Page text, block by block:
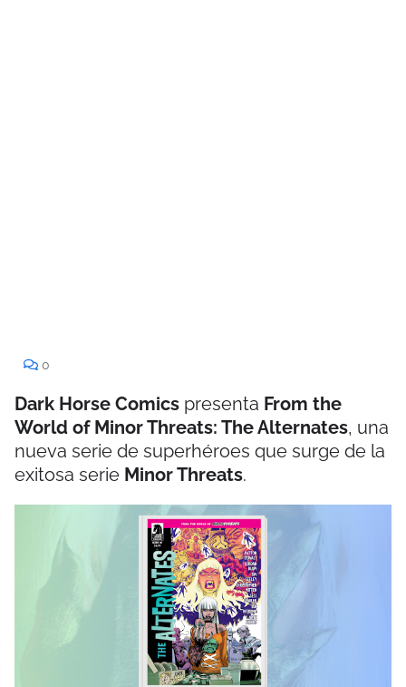
0
Dark Horse Comics presenta From the
World of Minor Threats: The Alternates, una
nueva serie de superhéroes que surge de la
exitosa serie Minor Threats.